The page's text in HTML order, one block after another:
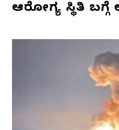
ಆರೋಗ್ಯ ಸ್ಥಿತಿ